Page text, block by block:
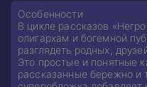
Особенности
В цикле рассказов
олигархам и богемной
разглядеть родных,
Это простые и понятные
рассказанные бережно и